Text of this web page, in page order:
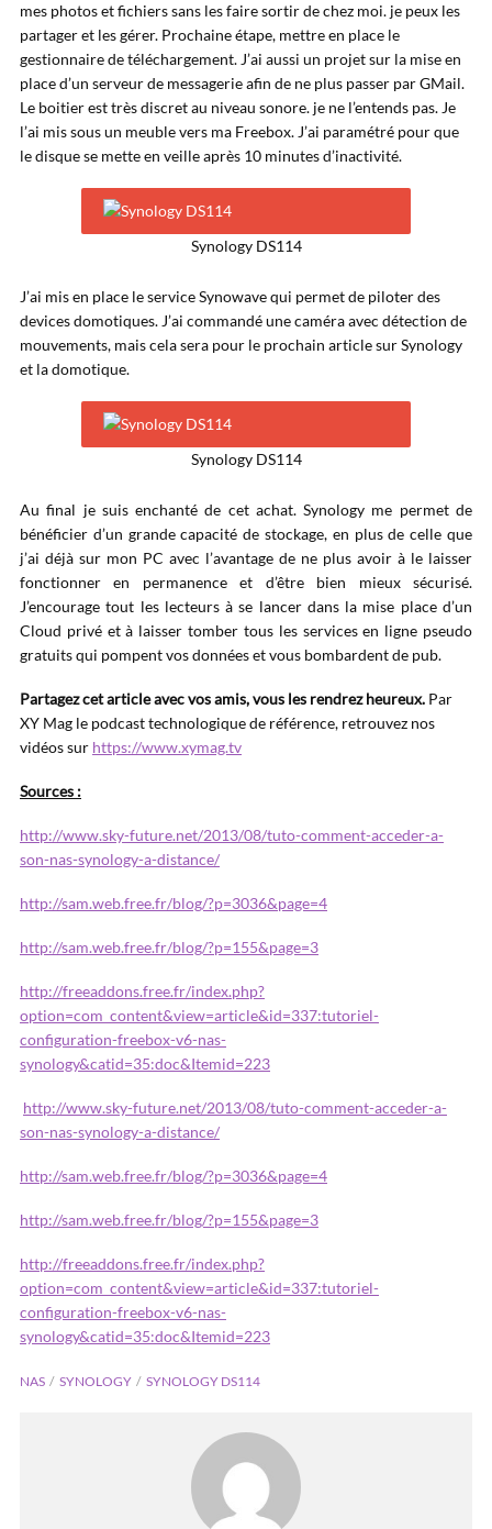
mes photos et fichiers sans les faire sortir de chez moi. je peux les
partager et les gérer. Prochaine étape, mettre en place le
gestionnaire de téléchargement. J’ai aussi un projet sur la mise en
place d’un serveur de messagerie afin de ne plus passer par GMail.
Le boitier est très discret au niveau sonore. je ne l’entends pas. Je
l’ai mis sous un meuble vers ma Freebox. J’ai paramétré pour que
le disque se mette en veille après 10 minutes d’inactivité.
Synology DS114
J’ai mis en place le service Synowave qui permet de piloter des
devices domotiques. J’ai commandé une caméra avec détection de
mouvements, mais cela sera pour le prochain article sur Synology
et la domotique.
Synology DS114
Au final je suis enchanté de cet achat. Synology me permet de
bénéficier d’un grande capacité de stockage, en plus de celle que
j’ai déjà sur mon PC avec l’avantage de ne plus avoir à le laisser
fonctionner en permanence et d’être bien mieux sécurisé.
J’encourage tout les lecteurs à se lancer dans la mise place d’un
Cloud privé et à laisser tomber tous les services en ligne pseudo
gratuits qui pompent vos données et vous bombardent de pub.
Partagez cet article avec vos amis, vous les rendrez heureux. Par
XY Mag le podcast technologique de référence, retrouvez nos
vidéos sur https://www.xymag.tv
Sources :
http://www.sky-future.net/2013/08/tuto-comment-acceder-a-
son-nas-synology-a-distance/
http://sam.web.free.fr/blog/?p=3036&page=4
http://sam.web.free.fr/blog/?p=155&page=3
http://freeaddons.free.fr/index.php?
option=com_content&view=article&id=337:tutoriel-
configuration-freebox-v6-nas-
synology&catid=35:doc&Itemid=223
http://www.sky-future.net/2013/08/tuto-comment-acceder-a-
son-nas-synology-a-distance/
http://sam.web.free.fr/blog/?p=3036&page=4
http://sam.web.free.fr/blog/?p=155&page=3
http://freeaddons.free.fr/index.php?
option=com_content&view=article&id=337:tutoriel-
configuration-freebox-v6-nas-
synology&catid=35:doc&Itemid=223
NAS SYNOLOGY SYNOLOGY DS114